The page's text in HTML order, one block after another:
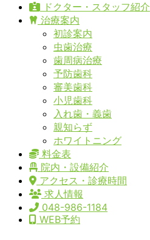
ドクター・スタッフ紹介
治療案内
初診案内
虫歯治療
歯周病治療
予防歯科
審美歯科
小児歯科
入れ歯・義歯
親知らず
ホワイトニング
料金表
院内・設備紹介
アクセス・診療時間
求人情報
048-986-1184
WEB予約